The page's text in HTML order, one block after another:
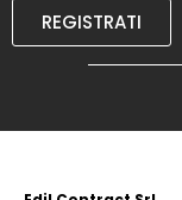
REGISTRATI